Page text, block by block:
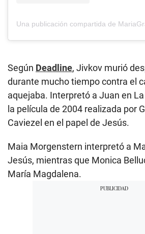
Según Deadline, Jivkov murió
durante mucho tiempo contra el
aquejaba. Interpretó a Juan en
la película de 2004 realizada por
Caviezel en el papel de Jesús.
Maia Morgenstern interpretó a
Jesús, mientras que Monica
María Magdalena.